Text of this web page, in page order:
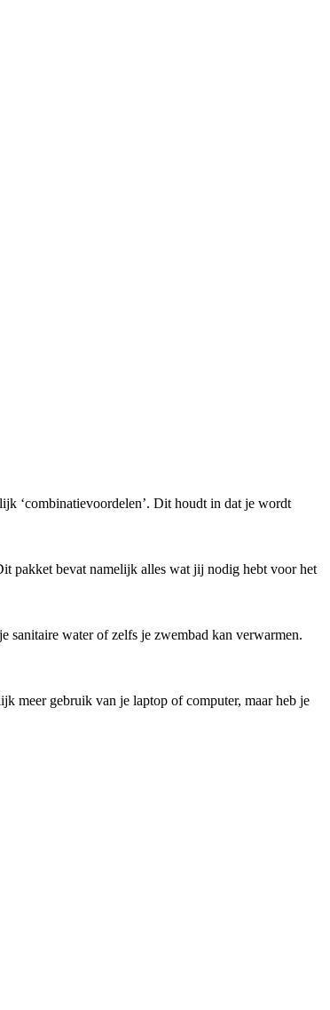
‘combinatievoordelen’. Dit houdt in dat je wordt
pakket bevat namelijk alles wat jij nodig hebt voor het
sanitaire water of zelfs je zwembad kan verwarmen.
meer gebruik van je laptop of computer, maar heb je